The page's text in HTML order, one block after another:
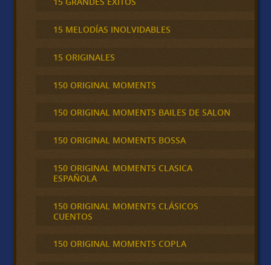
15 MELODÍAS INOLVIDABLES
15 ORIGINALES
150 ORIGINAL MOMENTS
150 ORIGINAL MOMENTS BAILES DE SALON
150 ORIGINAL MOMENTS BOSSA
150 ORIGINAL MOMENTS CLASICA
ESPAÑOLA
150 ORIGINAL MOMENTS CLÁSICOS
CUENTOS
150 ORIGINAL MOMENTS COPLA